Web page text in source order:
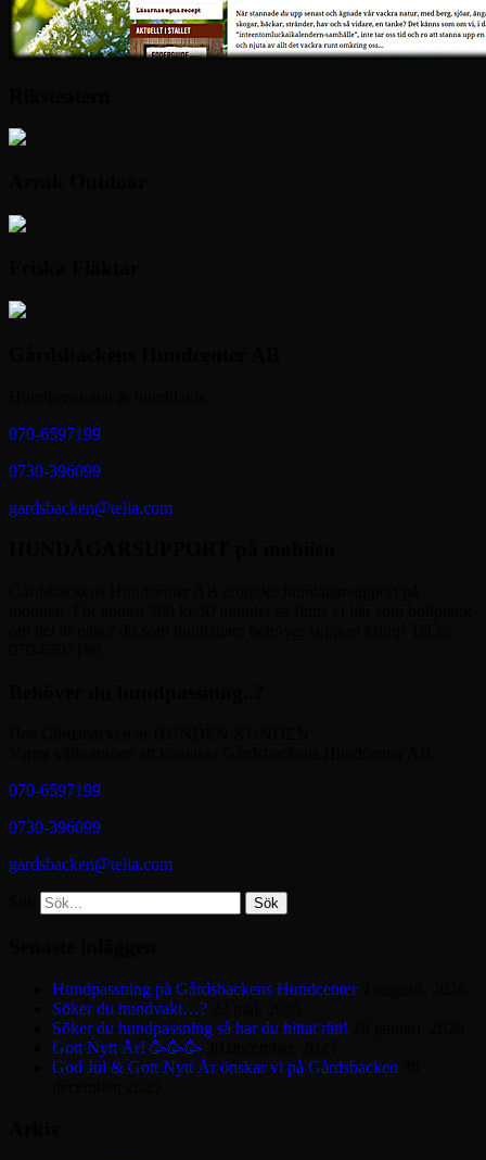
070-6597199
0730-396099
gardsbacken@telia.com
070-6597199
0730-396099
gardsbacken@telia.com
Hundpassning på Gårdsbackens Hundcenter
Söker du hundvakt…?
Söker du hundpassning så har du hittat rätt!
Gott Nytt År! 🥳🥳🥳
God Jul & Gott Nytt År önskar vi på Gårdsbacken